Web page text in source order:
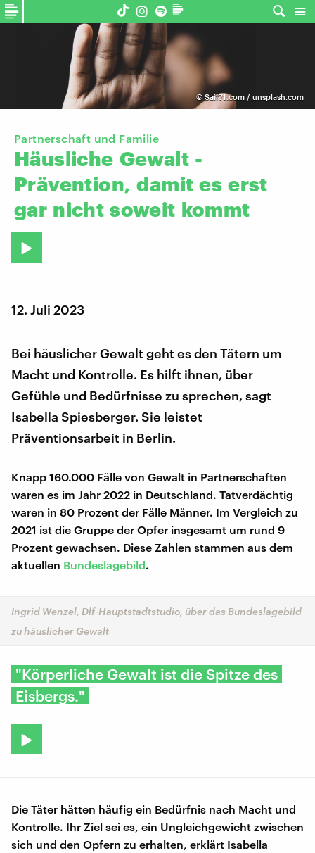
© Saif71.com / unsplash.com
Partnerschaft und Familie
Häusliche Gewalt -
Prävention, damit es erst
gar nicht soweit kommt
12. Juli 2023
Bei häuslicher Gewalt geht es den Tätern um
Macht und Kontrolle. Es hilft ihnen, über
Gefühle und Bedürfnisse zu sprechen, sagt
Isabella Spiesberger. Sie leistet
Präventionsarbeit in Berlin.
Knapp 160.000 Fälle von Gewalt in Partnerschaften
waren es im Jahr 2022 in Deutschland. Tatverdächtig
waren in 80 Prozent der Fälle Männer. Im Vergleich zu
2021 ist die Gruppe der Opfer insgesamt um rund 9
Prozent gewachsen. Diese Zahlen stammen aus dem
aktuellen Bundeslagebild.
Ingrid Wenzel, Dlf-Hauptstadtstudio, über das Bundeslagebild
zu häuslicher Gewalt
"Körperliche Gewalt ist die Spitze des
Eisbergs."
Die Täter hätten häufig ein Bedürfnis nach Macht und
Kontrolle. Ihr Ziel sei es, ein Ungleichgewicht zwischen
sich und den Opfern zu erhalten, erklärt Isabella